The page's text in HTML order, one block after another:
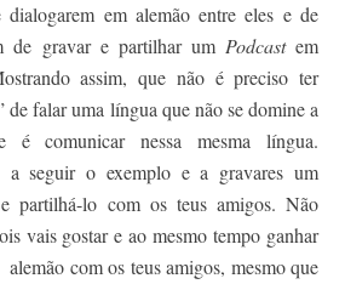
em alemão entre eles e de
de gravar e partilhar um Podcastem
assim, que não é preciso ter
de falar uma língua que não se domine a
é comunicar nessa mesma língua.
a seguir o exemplo e a gravares um
partilhá-lo com os teus amigos. Não
vais gostar e ao mesmo tempo ganhar
com os teus amigos, mesmo que